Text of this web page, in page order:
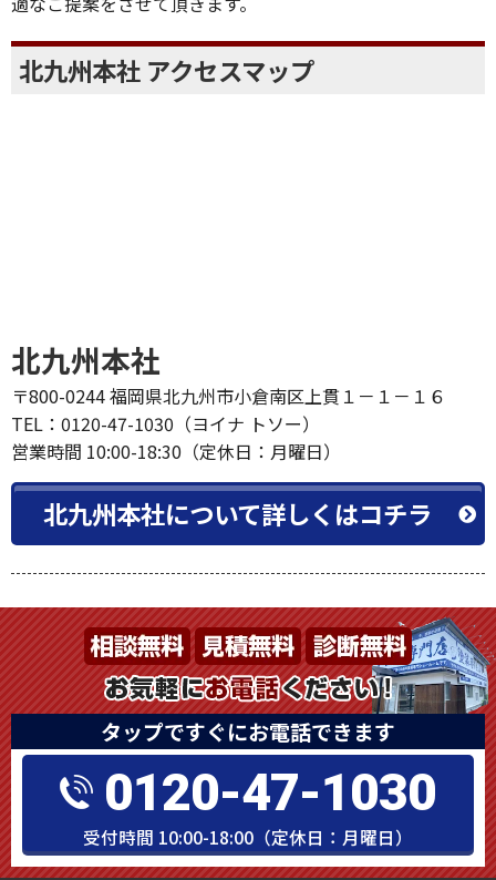
北九州本社 アクセスマップ
北九州本社
〒800-0244 福岡県北九州市小倉南区上貫１－１－１６
TEL：0120-47-1030（ヨイナ トソー）
営業時間 10:00-18:30（定休日：月曜日）
北九州本社について詳しくはコチラ
タップですぐにお電話できます
0120-47-1030
受付時間 10:00-18:00（定休日：月曜日）